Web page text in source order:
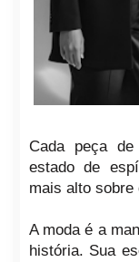
Cada peça
estado de
mais alto sobre
A moda é a
história. Sua